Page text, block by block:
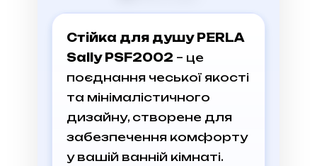
Стійка для душу PERLA
Sally PSF2002 – це
поєднання чеської якості
та мінімалістичного
дизайну, створене для
забезпечення комфорту
у вашій ванній кімнаті.